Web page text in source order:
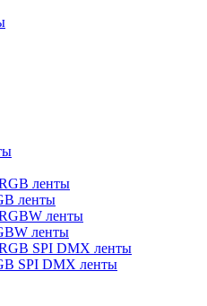
ленты
ленты
SPI DMX ленты